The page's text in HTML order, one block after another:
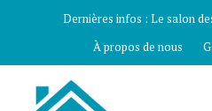
Dernières infos : Le salon
À propos de nous